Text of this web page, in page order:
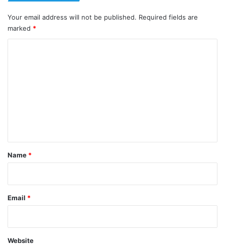
Your email address will not be published. Required fields are
marked *
*
Name *
Email *
Website